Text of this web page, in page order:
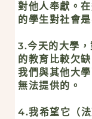
對他人奉獻。
的學生對社會是
3.今天的大學
的教育比較欠
我們與其他大
無法提供的。
4.我希望它（